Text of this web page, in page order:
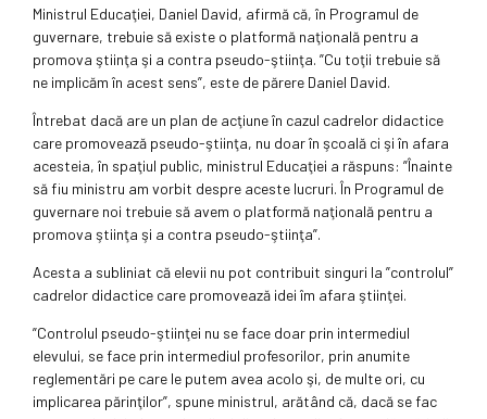
Ministrul Educaţiei, Daniel David, afirmă că, în Programul de
guvernare, trebuie să existe o platformă naţională pentru a
promova ştiinţa şi a contra pseudo-ştiinţa. ”Cu toţii trebuie să
ne implicăm în acest sens”, este de părere Daniel David.
Întrebat dacă are un plan de acţiune în cazul cadrelor didactice
care promovează pseudo-ştiinţa, nu doar în şcoală ci şi în afara
acesteia, în spaţiul public, ministrul Educaţiei a răspuns: ”Înainte
să fiu ministru am vorbit despre aceste lucruri. În Programul de
guvernare noi trebuie să avem o platformă naţională pentru a
promova ştiinţa şi a contra pseudo-ştiinţa”.
Acesta a subliniat că elevii nu pot contribuit singuri la ”controlul”
cadrelor didactice care promovează idei îm afara ştiinţei.
”Controlul pseudo-ştiinţei nu se face doar prin intermediul
elevului, se face prin intermediul profesorilor, prin anumite
reglementări pe care le putem avea acolo şi, de multe ori, cu
implicarea părinţilor”, spune ministrul, arătând că, dacă se fac